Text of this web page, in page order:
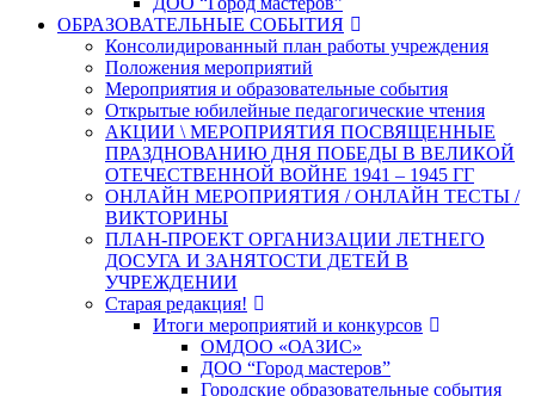
ОБРАЗОВАТЕЛЬНЫЕ СОБЫТИЯ
Консолидированный план работы учреждения
Положения мероприятий
Мероприятия и образовательные события
Открытые юбилейные педагогические чтения
АКЦИИ \ МЕРОПРИЯТИЯ ПОСВЯЩЕННЫЕ
ПРАЗДНОВАНИЮ ДНЯ ПОБЕДЫ В ВЕЛИКОЙ
ОТЕЧЕСТВЕННОЙ ВОЙНЕ 1941 – 1945 ГГ
ОНЛАЙН МЕРОПРИЯТИЯ / ОНЛАЙН ТЕСТЫ /
ВИКТОРИНЫ
ПЛАН-ПРОЕКТ ОРГАНИЗАЦИИ ЛЕТНЕГО
ДОСУГА И ЗАНЯТОСТИ ДЕТЕЙ В
УЧРЕЖДЕНИИ
Старая редакция!
Итоги мероприятий и конкурсов
ОМДОО «ОАЗИС»
ДОО “Город мастеров”
Городские образовательные события